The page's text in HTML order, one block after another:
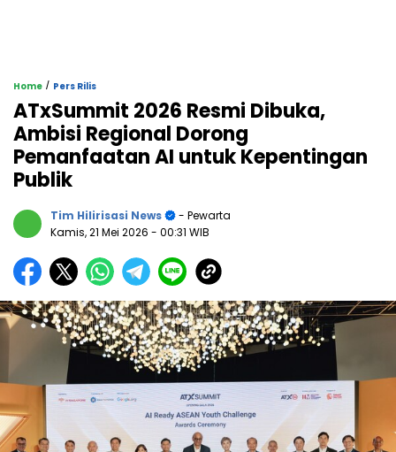
Home / Pers Rilis
ATxSummit 2026 Resmi Dibuka,
Ambisi Regional Dorong
Pemanfaatan AI untuk Kepentingan
Publik
Tim Hilirisasi News
- Pewarta
Kamis, 21 Mei 2026 - 00:31 WIB